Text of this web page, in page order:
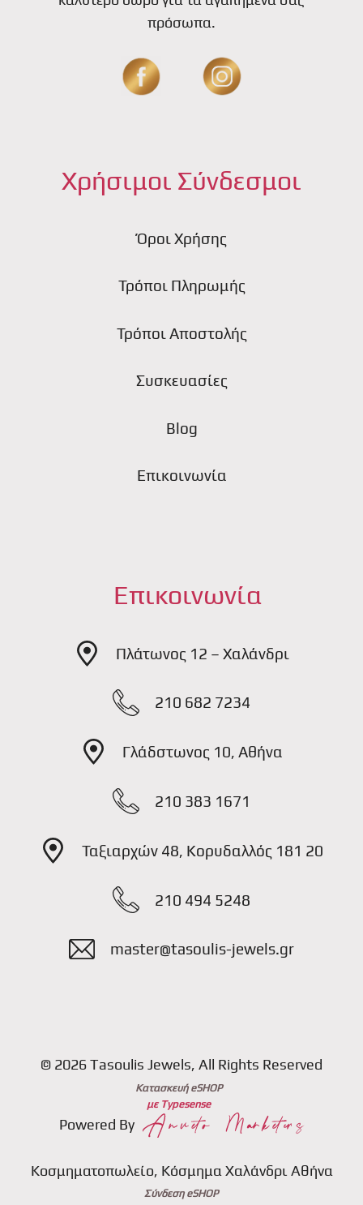
πρόσωπα.
Χρήσιμοι Σύνδεσμοι
Όροι Χρήσης
Τρόποι Πληρωμής
Τρόποι Αποστολής
Συσκευασίες
Blog
Επικοινωνία
Επικοινωνία
Πλάτωνος 12 – Χαλάνδρι
210 682 7234
Γλάδστωνος 10, Αθήνα
210 383 1671
Ταξιαρχών 48, Κορυδαλλός 181 20
210 494 5248
master@tasoulis-jewels.gr
© 2026 Tasoulis Jewels, All Rights Reserved
Κατασκευή eSHOP
με Typesense
Powered By
Κοσμηματοπωλείο, Κόσμημα Χαλάνδρι Αθήνα
Σύνδεση eSHOP